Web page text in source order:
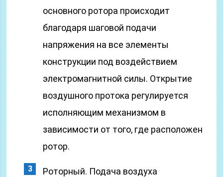
основного ротора происходит
благодаря шаговой подачи
напряжения на все элементы
конструкции под воздействием
электромагнитной силы. Открытие
воздушного протока регулируется
исполняющим механизмом в
зависимости от того, где расположен
ротор.
Роторный. Подача воздуха